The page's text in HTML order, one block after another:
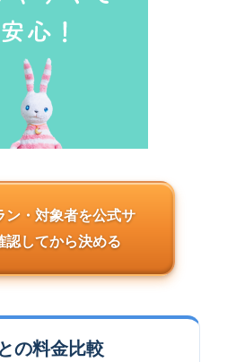
ン・対象者を公式サ
認してから決める
の料金比較